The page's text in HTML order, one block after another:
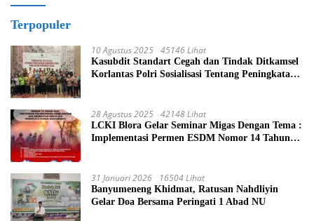
Terpopuler
10 Agustus 2025 45146 Lihat
Kasubdit Standart Cegah dan Tindak Ditkamsel
Korlantas Polri Sosialisasi Tentang Peningkatan
28 Agustus 2025 42148 Lihat
LCKI Blora Gelar Seminar Migas Dengan Tema :
Implementasi Permen ESDM Nomor 14 Tahun
Masyarakat
31 Januari 2026 16504 Lihat
Banyumeneng Khidmat, Ratusan Nahdliyin
Gelar Doa Bersama Peringati 1 Abad NU